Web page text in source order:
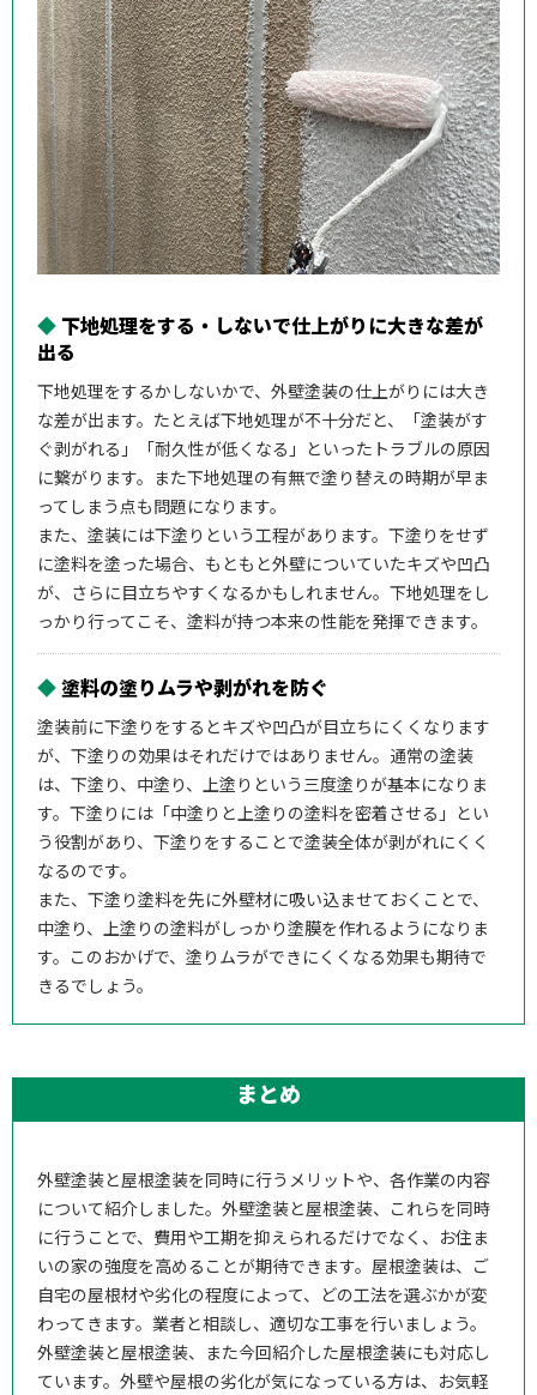
◆下地処理をする・しないで仕上がりに大きな差が
出る
下地処理をするかしないかで、外壁塗装の仕上がりには大き
な差が出ます。たとえば下地処理が不十分だと、「塗装がす
ぐ剥がれる」「耐久性が低くなる」といったトラブルの原因
に繋がります。また下地処理の有無で塗り替えの時期が早ま
ってしまう点も問題になります。
また、塗装には下塗りという工程があります。下塗りをせず
に塗料を塗った場合、もともと外壁についていたキズや凹凸
が、さらに目立ちやすくなるかもしれません。下地処理をし
っかり行ってこそ、塗料が持つ本来の性能を発揮できます。
◆塗料の塗りムラや剥がれを防ぐ
塗装前に下塗りをするとキズや凹凸が目立ちにくくなります
が、下塗りの効果はそれだけではありません。通常の塗装
は、下塗り、中塗り、上塗りという三度塗りが基本になりま
す。下塗りには「中塗りと上塗りの塗料を密着させる」とい
う役割があり、下塗りをすることで塗装全体が剥がれにくく
なるのです。
また、下塗り塗料を先に外壁材に吸い込ませておくことで、
中塗り、上塗りの塗料がしっかり塗膜を作れるようになりま
す。このおかげで、塗りムラができにくくなる効果も期待で
きるでしょう。
まとめ
外壁塗装と屋根塗装を同時に行うメリットや、各作業の内容
について紹介しました。外壁塗装と屋根塗装、これらを同時
に行うことで、費用や工期を抑えられるだけでなく、お住ま
いの家の強度を高めることが期待できます。屋根塗装は、ご
自宅の屋根材や劣化の程度によって、どの工法を選ぶかが変
わってきます。業者と相談し、適切な工事を行いましょう。
外壁塗装と屋根塗装、また今回紹介した屋根塗装にも対応し
ています。外壁や屋根の劣化が気になっている方は、お気軽